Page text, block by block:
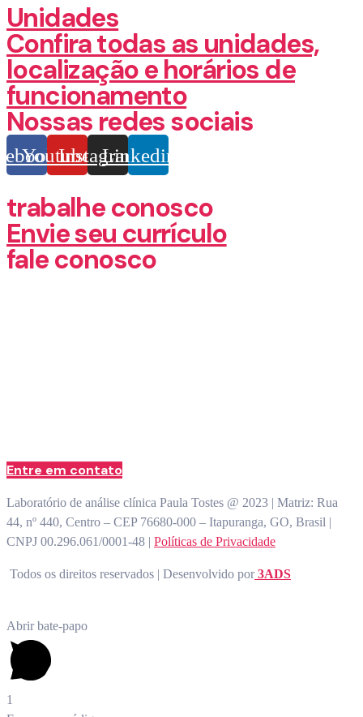
Unidades
Confira todas as unidades,
localização e horários de
funcionamento
Nossas redes sociais
YoutubeInstagram
Linkedin
trabalhe conosco
Envie seu currículo
fale conosco
Entre em contato
Laboratório de análise clínica Paula Tostes @ 2023 | Matriz: Rua
44, nº 440, Centro – CEP 76680-000 – Itapuranga, GO, Brasil |
CNPJ 00.296.061/0001-48 | Políticas de Privacidade
Todos os direitos reservados | Desenvolvido por3ADS
Abrir bate-papo
1